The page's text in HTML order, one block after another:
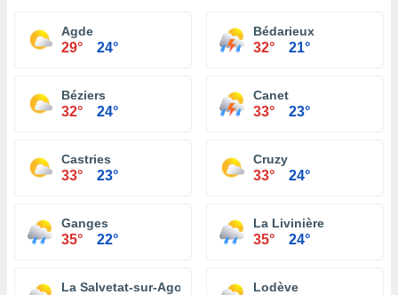
Agde
29° 24°
Bédarieux
32° 21°
Béziers
32° 24°
Canet
33° 23°
Castries
33° 23°
Cruzy
33° 24°
Ganges
35° 22°
La Livinière
35° 24°
La Salvetat-sur-Agout Lodève